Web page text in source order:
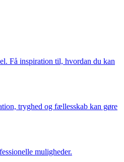
Få inspiration til, hvordan du kan
tryghed og fællesskab kan gøre
muligheder.